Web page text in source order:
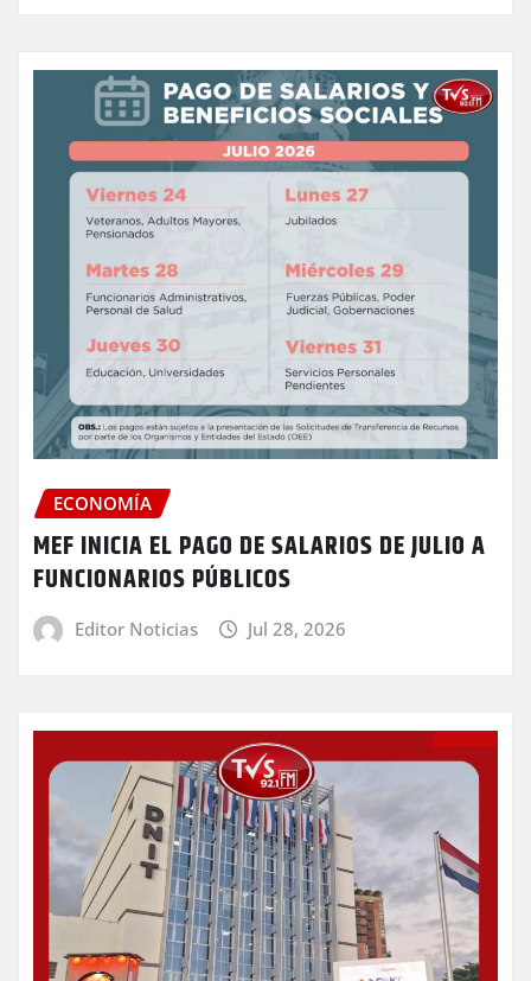
ECONOMÍA
MEF INICIA EL PAGO DE SALARIOS DE JULIO A
FUNCIONARIOS PÚBLICOS
Editor Noticias Jul 28, 2026